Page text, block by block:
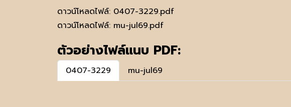
ดาวน์โหลดไฟล์: 0407-3229.pdf
ดาวน์โหลดไฟล์: mu-jul69.pdf
ตัวอย่างไฟล์แนบ PDF:
0407-3229 mu-jul69